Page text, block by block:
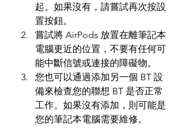
起。如果沒有，請嘗試再次按設
置按鈕。
嘗試將 AirPods 放置在離筆記本
電腦更近的位置，不要有任何可
能中斷信號或連接的障礙物。
您也可以通過添加另一個 BT 設
備來檢查您的聯想 BT 是否正常
工作。如果沒有添加，則可能是
您的筆記本電腦需要維修。